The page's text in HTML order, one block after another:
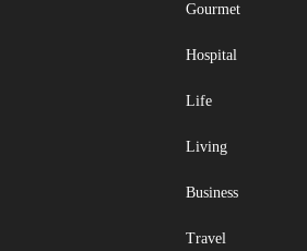
Gourmet
Hospital
Life
Living
Business
Travel